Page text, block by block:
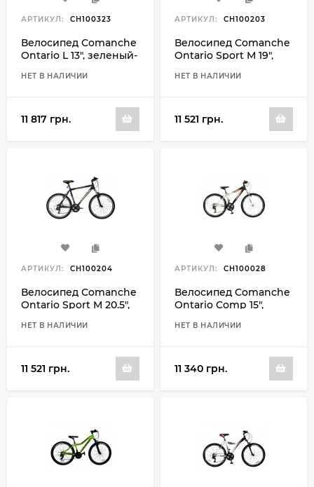
АРТИКУЛ: CH100323
Велосипед Comanche
Ontario L 13", зеленый-
НЕТ В НАЛИЧИИ
11 817 грн.
АРТИКУЛ: CH100203
Велосипед Comanche
Ontario Sport M 19",
НЕТ В НАЛИЧИИ
11 521 грн.
АРТИКУЛ: CH100204
Велосипед Comanche
Ontario Sport M 20.5",
НЕТ В НАЛИЧИИ
11 521 грн.
АРТИКУЛ: CH100028
Велосипед Comanche
Ontario Comp 15",
НЕТ В НАЛИЧИИ
11 340 грн.